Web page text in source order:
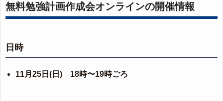
無料勉強計画作成会オンラインの開催情報
日時
11月25日(日) 18時〜19時ごろ